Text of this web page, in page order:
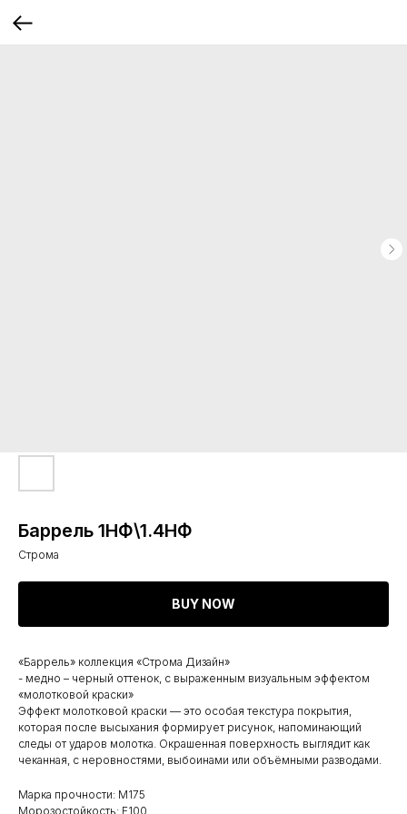
Баррель 1НФ\1.4НФ
Строма
BUY NOW
«Баррель» коллекция «Строма Дизайн»
- медно – черный оттенок, с выраженным визуальным эффектом
«молотковой краски»
Эффект молотковой краски — это особая текстура покрытия,
которая после высыхания формирует рисунок, напоминающий
следы от ударов молотка. Окрашенная поверхность выглядит как
чеканная, с неровностями, выбоинами или объёмными разводами.
Марка прочности: M175
Морозостойкость: F100